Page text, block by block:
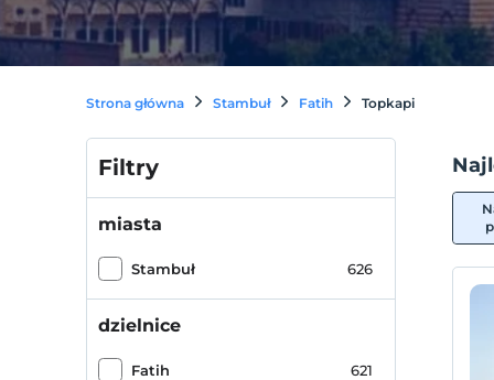
Strona główna Stambuł Fatih Topkapi
Filtry
miasta
Stambuł 626
dzielnice
Fatih 621